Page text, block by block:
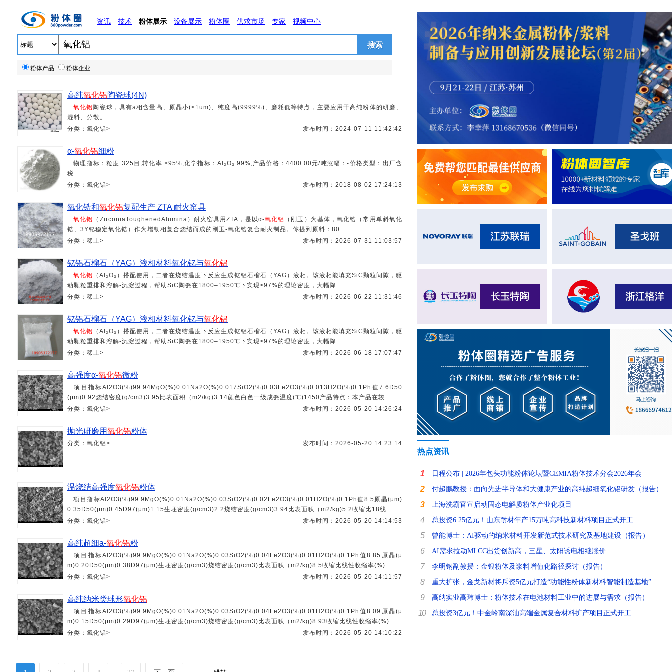
资讯 技术 粉体展示 设备展示 粉体圈 供求市场 专家 视频中心
搜索
粉体产品 粉体企业
热点资讯
日程公布 | 2026年包头功能粉体论坛暨CEMIA粉体技术分会2026年会
1
付超鹏教授：面向先进半导体和大健康产业的高纯超细氧化铝研发（报告）
2
上海洗霸官宣启动固态电解质粉体产业化项目
3
总投资6.25亿元！山东耐材年产15万吨高科技新材料项目正式开工
4
曾能博士：AI驱动的纳米材料开发新范式技术研究及基地建设（报告）
5
AI需求拉动MLCC出货创新高，三星、太阳诱电相继涨价
6
李明钢副教授：金银粉体及浆料增值化路径探讨（报告）
7
重大扩张，金戈新材将斥资5亿元打造“功能性粉体新材料智能制造基地”
8
高纳实业高玮博士：粉体技术在电池材料工业中的进展与需求（报告）
9
总投资3亿元！中金岭南深汕高端金属复合材料扩产项目正式开工
10
高纯氧化铝陶瓷球(4N)
...氧化铝 陶瓷球，具有a相含量高、原晶小(<1um)、纯度高(9999%)、磨耗低等特点，主要应用干高纯粉体的研磨、
混料、分散。
发布时间：2024-07-11 11:42:42
分类：氧化铝>
α-氧化铝细粉
...物理指标：粒度:325目;转化率:≥95%;化学指标：Al₂O₃:99%;产品价格：4400.00元/吨涨幅：-价格类型：出厂含
税
发布时间：2018-08-02 17:24:13
分类：氧化铝>
氧化锆和氧化铝复配生产 ZTA 耐火窑具
...氧化铝 （ZirconiaToughenedAlumina）耐火窑具用ZTA，是以α-氧化铝
（刚玉）为基体，氧化锆（常用单斜氧化
锆、3Y钇稳定氧化锆）作为增韧相复合烧结而成的刚玉-氧化锆复合耐火制品。你提到原料：80...
发布时间：2026-07-31 11:03:57
分类：稀土>
钇铝石榴石（YAG）液相材料氧化钇与氧化铝
...氧化铝
（Al₂O₃）搭配使用，二者在烧结温度下反应生成钇铝石榴石（YAG）液相。该液相能填充SiC颗粒间隙，驱
动颗粒重排和溶解-沉淀过程，帮助SiC陶瓷在1800–1950℃下实现>97%的理论密度，大幅降...
发布时间：2026-06-22 11:31:46
分类：稀土>
钇铝石榴石（YAG）液相材料氧化钇与氧化铝
...氧化铝
（Al₂O₃）搭配使用，二者在烧结温度下反应生成钇铝石榴石（YAG）液相。该液相能填充SiC颗粒间隙，驱
动颗粒重排和溶解-沉淀过程，帮助SiC陶瓷在1800–1950℃下实现>97%的理论密度，大幅降...
发布时间：2026-06-18 17:07:47
分类：稀土>
高强度α-氧化铝微粉
...项目指标Al2O3(%)99.94MgO(%)0.01Na2O(%)0.017SiO2(%)0.03Fe2O3(%)0.013H2O(%)0.1Ph值7.6D50
(μm)0.92烧结密度(g/cm3)3.95比表面积（m2/kg)3.14颜色白色一级成瓷温度(℃)1450产品特点：本产品在较...
发布时间：2026-05-20 14:26:24
分类：氧化铝>
抛光研磨用氧化铝粉体
发布时间：2026-05-20 14:23:14
分类：氧化铝>
温烧结高强度氧化铝粉体
...项目指标Al2O3(%)99.9MgO(%)0.01Na2O(%)0.03SiO2(%)0.02Fe2O3(%)0.01H2O(%)0.1Ph值8.5原晶(μm)
0.35D50(μm)0.45D97(μm)1.15生坯密度(g/cm3)2.2烧结密度(g/cm3)3.94比表面积（m2/kg)5.2收缩比18线...
发布时间：2026-05-20 14:14:53
分类：氧化铝>
高纯超细a-氧化铝粉
...项目指标Al2O3(%)99.9MgO(%)0.01Na2O(%)0.03SiO2(%)0.04Fe2O3(%)0.01H2O(%)0.1Ph值8.85原晶(μ
m)0.20D50(μm)0.38D97(μm)生坯密度(g/cm3)烧结密度(g/cm3)比表面积（m2/kg)8.5收缩比线性收缩率(%)...
发布时间：2026-05-20 14:11:57
分类：氧化铝>
高纯纳米类球形氧化铝
...项目指标Al2O3(%)99.9MgO(%)0.01Na2O(%)0.03SiO2(%)0.04Fe2O3(%)0.01H2O(%)0.1Ph值8.09原晶(μ
m)0.15D50(μm)0.29D97(μm)生坯密度(g/cm3)烧结密度(g/cm3)比表面积（m2/kg)8.93收缩比线性收缩率(%)...
发布时间：2026-05-20 14:10:22
分类：氧化铝>